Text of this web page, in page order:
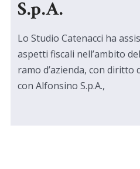
S.p.A.
Lo Studio Catenacci ha
aspetti fiscali nell’ambito
ramo d’azienda, con diritto
con Alfonsino S.p.A.,